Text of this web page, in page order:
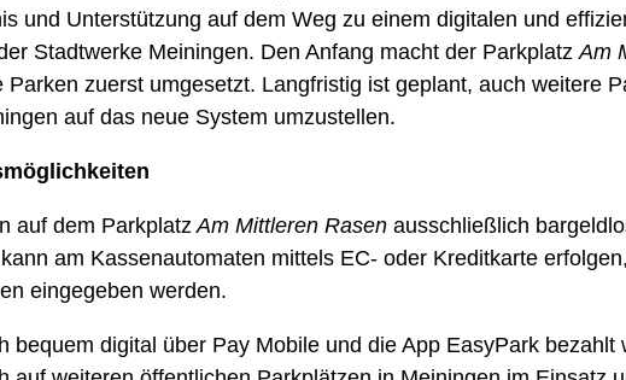
und Unterstützung auf dem Weg zu einem digitalen und
Stadtwerke Meiningen. Den Anfang macht der Parkplatz Am
zuerst umgesetzt. Langfristig ist geplant, auch weitere
auf das neue System umzustellen.
auf dem Parkplatz Am Mittleren Rasen ausschließlich
am Kassenautomaten mittels EC- oder Kreditkarte
eingegeben werden.
bequem digital über Pay Mobile und die App EasyPark bezahlt